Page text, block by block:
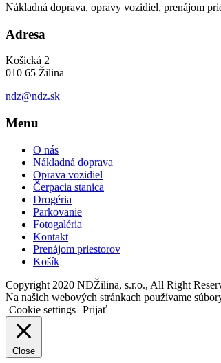
Nákladná doprava, opravy vozidiel, prenájom
Adresa
Košická 2
010 65 Žilina
ndz@ndz.sk
Menu
O nás
Nákladná doprava
Oprava vozidiel
Čerpacia stanica
Drogéria
Parkovanie
Fotogaléria
Kontakt
Prenájom priestorov
Košík
Copyright 2020 NDŽilina, s.r.o., All Right
Na našich webových stránkach používame
Cookie settings Prijať
Close